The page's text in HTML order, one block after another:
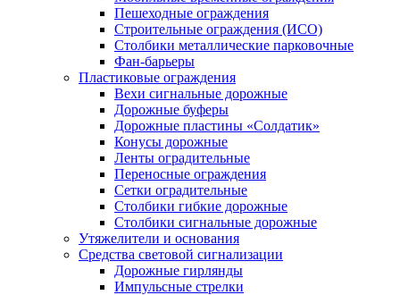
Пешеходные ограждения
Строительные ограждения (ИСО)
Столбики металлические парковочные
Фан-барьеры
Пластиковые ограждения
Вехи сигнальные дорожные
Дорожные буферы
Дорожные пластины «Солдатик»
Конусы дорожные
Ленты оградительные
Переносные ограждения
Сетки оградительные
Столбики гибкие дорожные
Столбики сигнальные дорожные
Утяжелители и основания
Средства световой сигнализации
Дорожные гирлянды
Импульсные стрелки